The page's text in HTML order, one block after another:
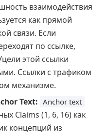
взаимодействия
как прямой
связи. Если
по ссылке,
этой ссылки
Ссылки с трафиком
механизме.
Text: Anchor text
Claims (1, 6, 16) как
концепций из